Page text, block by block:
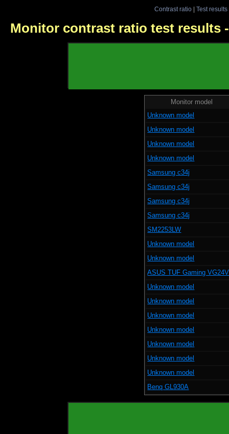
Contrast ratio| Test results
Monitor contrast ratio test results
Monitor model
Unknown model
Unknown model
Unknown model
Unknown model
Samsung c34j
Samsung c34j
Samsung c34j
Samsung c34j
SM2253LW
Unknown model
Unknown model
ASUS TUF Gaming
Unknown model
Unknown model
Unknown model
Unknown model
Unknown model
Unknown model
Unknown model
Benq GL930A